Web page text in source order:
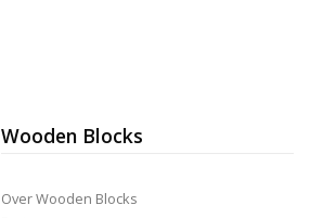
Wooden Blocks
Over Wooden Blocks